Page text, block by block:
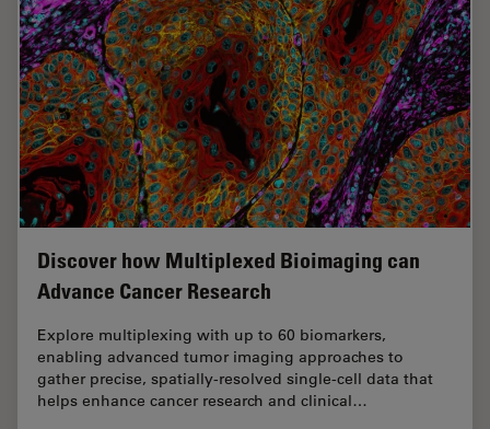
Discover how Multiplexed Bioimaging can
Advance Cancer Research
Explore multiplexing with up to 60 biomarkers,
enabling advanced tumor imaging approaches to
gather precise, spatially-resolved single-cell data that
helps enhance cancer research and clinical…